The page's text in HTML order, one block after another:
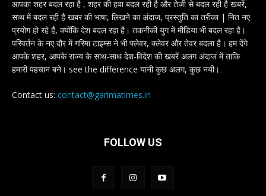
आपका शहर बदल रहा है , शहर की हवा बदल रही है और तेजी से बदल रही है खबरें,
साथ में बदल रही है खबर की भाषा, लिखने का अंदाज, प्रस्तुति का तरीका | नित नए
प्रयोग हो रहे हैं, क्योंकि देश बदल रहा है। तकनीकी युग में मीडिया भी बदल रहा है।
परिवर्तन के नए दौर में गरिमा टाइम्स ने भी फ्लेवर, क्लेवर और तेवर बदला है। हम देंगे
आपके शहर, आपके राज्य के साथ-साथ देश-विदेश की खबरें अलग अंदाज में ताकि
हमारी पहचान बने। see the difference यानी कुछ अलग, कुछ नयी।
Contact us: contact@garimatimes.in
FOLLOW US